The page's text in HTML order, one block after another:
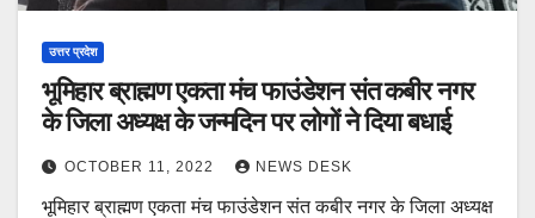
उत्तर प्रदेश
भूमिहार ब्राह्मण एकता मंच फाउंडेशन संत कबीर नगर
के जिला अध्यक्ष के जन्मदिन पर लोगों ने दिया बधाई
OCTOBER 11, 2022 NEWS DESK
भूमिहार ब्राह्मण एकता मंच फाउंडेशन संत कबीर नगर के जिला अध्यक्ष